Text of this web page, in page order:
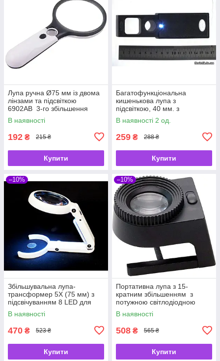
Лупа ручна Ø75 мм із двома
лінзами та підсвіткою
6902AB 3-го збільшення
В наявності
192 ₴ 215 ₴
Купити
Багатофункціональна
кишенькова лупа з
підсвіткою, 40 мм. з
детектором валют і
ліхтариком
В наявності 2 од.
259 ₴ 288 ₴
Купити
–10%
Збільшувальна лупа-
трансформер 5X (75 мм) з
підсвічуванням 8 LED для
читання, рукоділля та
ремонту FS75RC
В наявності
470 ₴ 523 ₴
Купити
–10%
Портативна лупа з 15-
кратним збільшенням з
потужною світлодіодною
підсвіткою + лінійка
В наявності
508 ₴ 565 ₴
Купити